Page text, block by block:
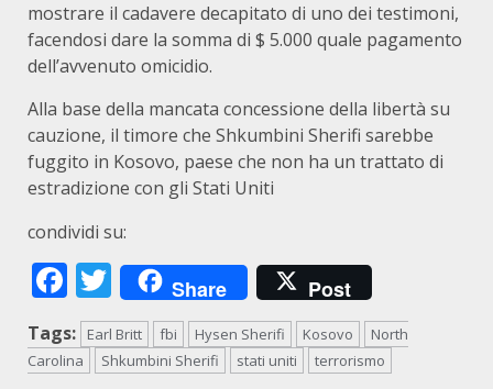
mostrare il cadavere decapitato di uno dei testimoni,
facendosi dare la somma di $ 5.000 quale pagamento
dell’avvenuto omicidio.
Alla base della mancata concessione della libertà su
cauzione, il timore che Shkumbini Sherifi sarebbe
fuggito in Kosovo, paese che non ha un trattato di
estradizione con gli Stati Uniti
condividi su:
Facebook
Twitter
Share Post
Tags: Earl Britt fbi Hysen Sherifi Kosovo
North
Carolina
Shkumbini Sherifi stati uniti terrorismo